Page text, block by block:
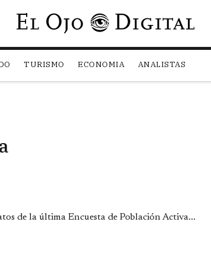
Pasar al contenido principal
TURISMO ECONOMIA ANALISTAS
de la última Encuesta de Población Activa...